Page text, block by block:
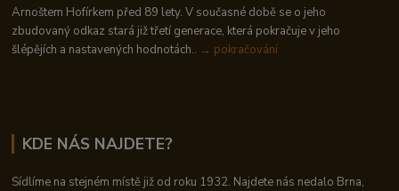
Arnoštem Hofírkem před 89 lety. V současné době se o jeho
zbudovaný odkaz stará již třetí generace, která pokračuje v jeho
šlépějích a nastavených hodnotách.. → pokračování
KDE NÁS NAJDETE?
Sídlíme na stejném místě již od roku 1932. Najdete nás nedalo Brna,